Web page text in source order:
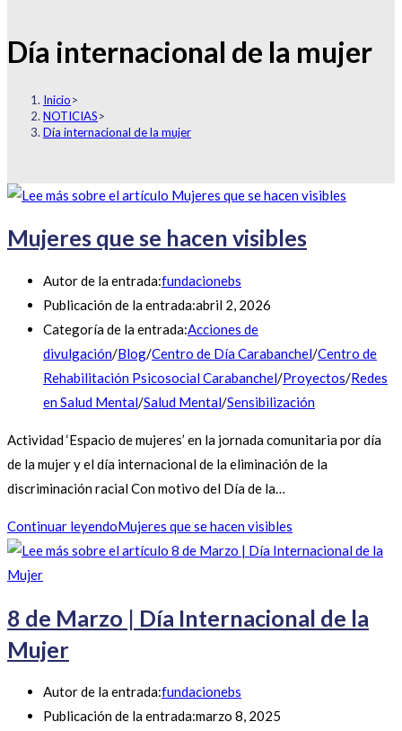
Día internacional de la mujer
Inicio>
NOTICIAS>
Día internacional de la mujer
Mujeres que se hacen visibles
Autor de la entrada:fundacionebs
Publicación de la entrada:abril 2, 2026
Categoría de la entrada:Acciones de
divulgación/Blog/Centro de Día Carabanchel/Centro de
Rehabilitación Psicosocial Carabanchel/Proyectos/Redes
en Salud Mental/Salud Mental/Sensibilización
Actividad ‘Espacio de mujeres’ en la jornada comunitaria por día
de la mujer y el día internacional de la eliminación de la
discriminación racial Con motivo del Día de la…
Continuar leyendoMujeres que se hacen visibles
8 de Marzo | Día Internacional de la
Mujer
Autor de la entrada:fundacionebs
Publicación de la entrada:marzo 8, 2025